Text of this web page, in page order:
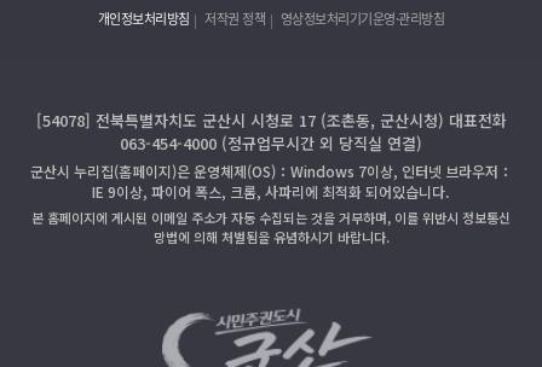
개인정보처리방침 저작권 정책 영상정보처리기기운영·관리방침
[54078] 전북특별자치도 군산시 시청로 17 (조촌동, 군산시청) 대표전화
063-454-4000 (정규업무시간 외 당직실 연결)
군산시 누리집(홈페이지)은 운영체제(OS)：Windows 7이상, 인터넷 브라우저：
IE 9이상, 파이어 폭스, 크롬, 사파리에 최적화 되어있습니다.
본 홈페이지에 게시된 이메일 주소가 자동 수집되는 것을 거부하며, 이를 위반시 정보통신
망법에 의해 처벌됨을 유념하시기 바랍니다.